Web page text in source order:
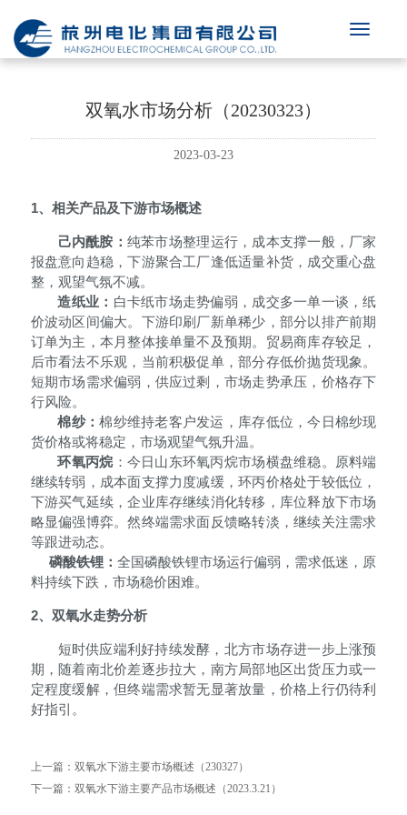
双氧水市场分析（20230323）
2023-03-23
1、 相关产品及下游市场概述
己内酰胺： 纯苯市场整理运行，成本支撑一般，厂家
报盘意向趋稳，下游聚合工厂逢低适量补货，成交重心盘
整，观望气氛不减。
造纸业： 白卡纸市场走势偏弱，成交多一单一谈，纸
价波动区间偏大。下游印刷厂新单稀少，部分以排产前期
订单为主，本月整体接单量不及预期。贸易商库存较足，
后市看法不乐观，当前积极促单，部分存低价抛货现象。
短期市场需求偏弱，供应过剩，市场走势承压，价格存下
行风险。
棉纱：棉纱维持老客户发运，库存低位，今日棉纱现
货价格或将稳定，市场观望气氛升温。
环氧丙烷：今日山东环氧丙烷市场横盘维稳。原料端
继续转弱，成本面支撑力度减缓，环丙价格处于较低位，
下游买气延续，企业库存继续消化转移，库位释放下市场
略显偏强博弈。然终端需求面反馈略转淡，继续关注需求
等跟进动态。
磷酸铁锂： 全国磷酸铁锂市场运行偏弱，需求低迷，原
料持续下跌，市场稳价困难。
2、双氧水走势分析
短时供应端利好持续发酵，北方市场存进一步上涨预
期，随着南北价差逐步拉大，南方局部地区出货压力或一
定程度缓解，但终端需求暂无显著放量，价格上行仍待利
好指引。
上一篇： 双氧水下游主要市场概述（230327）
下一篇： 双氧水下游主要产品市场概述（2023.3.21）